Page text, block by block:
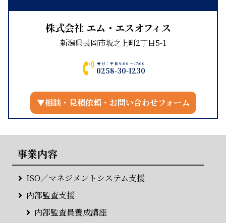
株式会社 エム・エスオフィス
新潟県長岡市坂之上町2丁目5-1
0258-30-1230
受付：平日9:00～17:00
▼相談・見積依頼・お問い合わせフォーム
事業内容
ISO／マネジメントシステム支援
内部監査支援
内部監査員養成講座